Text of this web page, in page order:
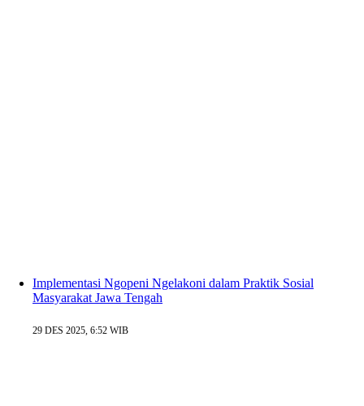
Implementasi Ngopeni Ngelakoni dalam Praktik Sosial
Masyarakat Jawa Tengah
29 DES 2025, 6:52 WIB